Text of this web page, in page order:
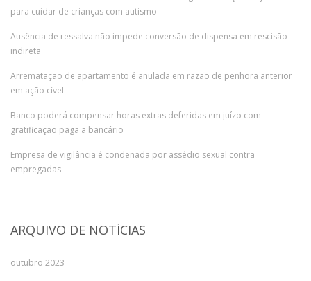
para cuidar de crianças com autismo
Ausência de ressalva não impede conversão de dispensa em rescisão
indireta
Arrematação de apartamento é anulada em razão de penhora anterior
em ação cível
Banco poderá compensar horas extras deferidas em juízo com
gratificação paga a bancário
Empresa de vigilância é condenada por assédio sexual contra
empregadas
ARQUIVO DE NOTÍCIAS
outubro 2023